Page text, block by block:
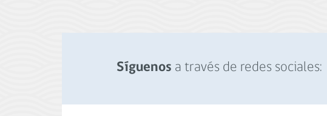
Síguenos a través de redes sociales: